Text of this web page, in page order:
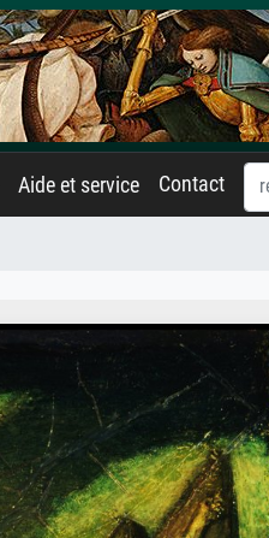
Aide et service Contact